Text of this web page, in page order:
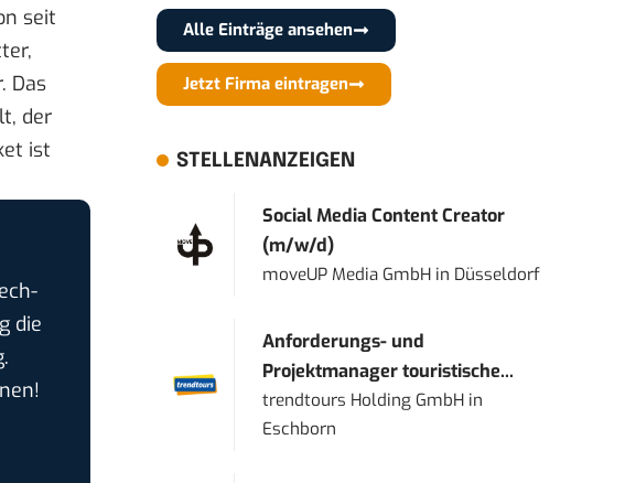
seit
,
Das
der
ist
die
Alle Einträge ansehen
Jetzt Firma eintragen
STELLENANZEIGEN
Social Media Content Creator
(m/w/d)
moveUP Media GmbH in Düsseldorf
Anforderungs- und
Projektmanager touristische...
trendtours Holding GmbH in
Eschborn